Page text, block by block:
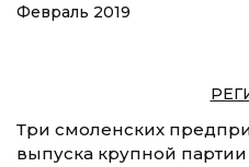
Февраль 2019
Три смоленских
выпуска крупной